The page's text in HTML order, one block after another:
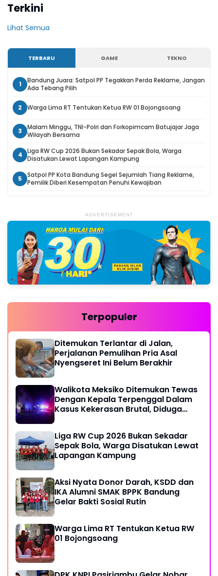
Terkini
Lihat Semua
TERBARU GAME TEKNO
1
Bandung Juara: Satpol PP Tegakkan Perda Reklame, Jangan
Ada Tebang Pilih
2 Warga Lima RT Tentukan Ketua RW 01 Bojongsoang
3
Malam Minggu, TNI-Polri dan Forkopimcam Batujajar Jaga
Wilayah Bersama
4
Liga RW Cup 2026 Bukan Sekadar Sepak Bola, Warga
Disatukan Lewat Lapangan Kampung
5
Satpol PP Kota Bandung Segel Sejumlah Tiang Reklame,
Pemilik Diberi Kesempatan Penuhi Kewajiban
ADVERTISEMENT
Terpopuler
Ditemukan Terlantar di Jalan,
Perjalanan Pemulihan Pria Asal
Nyengseret Ini Belum Berakhir
Walikota Meksiko Ditemukan Tewas
Dengan Kepala Terpenggal Dalam
Kasus Kekerasan Brutal, Diduga
Liga RW Cup 2026 Bukan Sekadar
Sepak Bola, Warga Disatukan Lewat
Lapangan Kampung
Aksi Nyata Donor Darah, KSDD dan
IKA Alumni SMAK BPPK Bandung
Gelar Bakti Sosial Rutin
Warga Lima RT Tentukan Ketua RW
01 Bojongsoang